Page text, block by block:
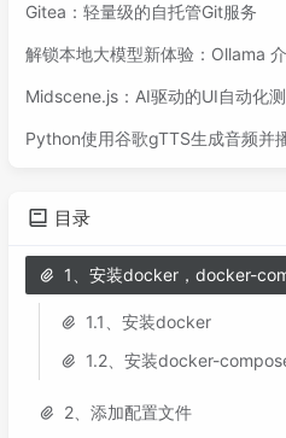
Gitea：轻量级的自托管Git服务
解锁本地大模型新体验：Ollama
Midscene.js：AI驱动的UI自动化
Python使用谷歌gTTS生成音频并
目录
1、安装docker，docker-
1.1、安装docker
1.2、安装docker-
2、添加配置文件